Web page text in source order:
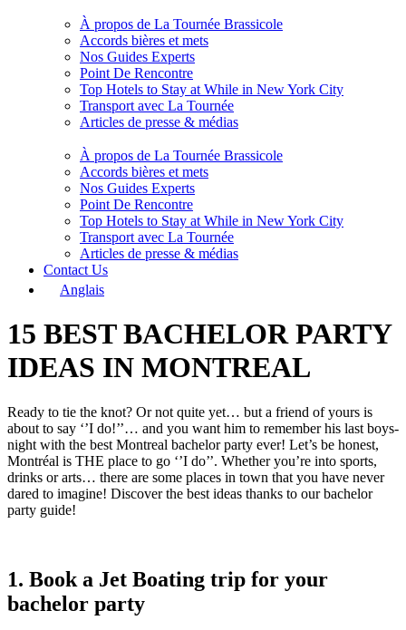
À propos de La Tournée Brassicole
Accords bières et mets
Nos Guides Experts
Point De Rencontre
Top Hotels to Stay at While in New York City
Transport avec La Tournée
Articles de presse & médias
À propos de La Tournée Brassicole
Accords bières et mets
Nos Guides Experts
Point De Rencontre
Top Hotels to Stay at While in New York City
Transport avec La Tournée
Articles de presse & médias
Contact Us
Anglais
15 BEST BACHELOR PARTY
IDEAS IN MONTREAL
Ready to tie the knot? Or not quite yet… but a friend of yours is
about to say ‘’I do!’’… and you want him to remember his last boys-
night with the best Montreal bachelor party ever! Let’s be honest,
Montréal is THE place to go ‘’I do’’. Whether you’re into sports,
drinks or arts… there are some places in town that you have never
dared to imagine! Discover the best ideas thanks to our bachelor
party guide!
1. Book a Jet Boating trip for your
bachelor party